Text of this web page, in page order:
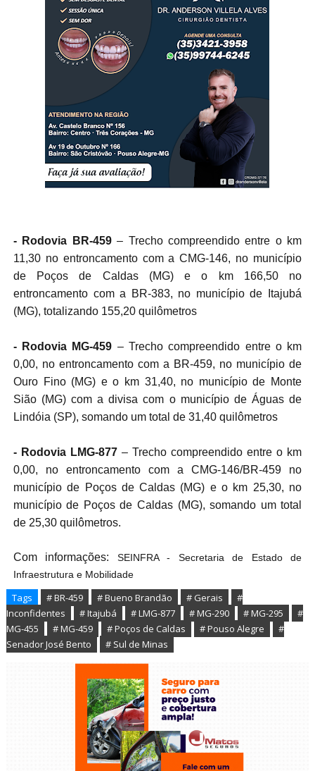
- Rodovia BR-459– Trecho compreendido entre o km
11,30 no entroncamento com a CMG-146, no município
de Poços de Caldas (MG) e o km 166,50 no
entroncamento com a BR-383, no município de Itajubá
(MG), totalizando 155,20 quilômetros
- Rodovia MG-459 – Trecho compreendido entre o km
0,00, no entroncamento com a BR-459, no município de
Ouro Fino (MG) e o km 31,40, no município de Monte
Sião (MG) com a divisa com o município de Águas de
Lindóia (SP), somando um total de 31,40 quilômetros
- Rodovia LMG-877– Trecho compreendido entre o km
0,00, no entroncamento com a CMG-146/BR-459 no
município de Poços de Caldas (MG) e o km 25,30, no
município de Poços de Caldas (MG), somando um total
de 25,30 quilômetros.
Com informações: SEINFRA - Secretaria de Estado de
Infraestrutura e Mobilidade
Tags # BR-459 # Bueno Brandão # Gerais
#
Inconfidentes
# Itajubá # LMG-877 # MG-290 # MG-295
#
MG-455
# MG-459 # Poços de Caldas # Pouso Alegre
#
Senador José Bento
# Sul de Minas